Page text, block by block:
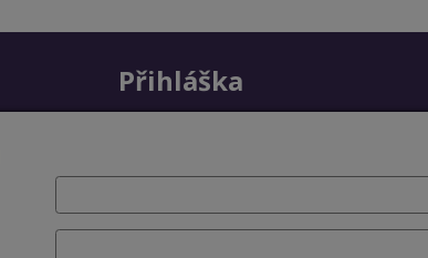
Přihláška